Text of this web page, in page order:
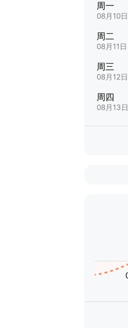
周一
08月10日
周二
08月11日
周三
08月12日
周四
08月13日